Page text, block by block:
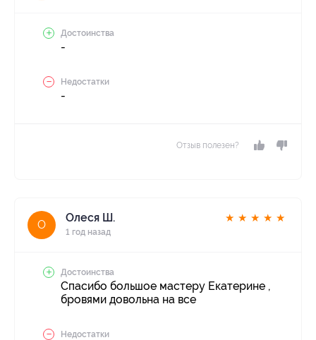
Достоинства
-
Недостатки
-
Отзыв полезен?
О
Олеся Ш.
1 год назад
★ ★ ★ ★ ★
Достоинства
Спасибо большое мастеру Екатерине ,
бровями довольна на все
Недостатки